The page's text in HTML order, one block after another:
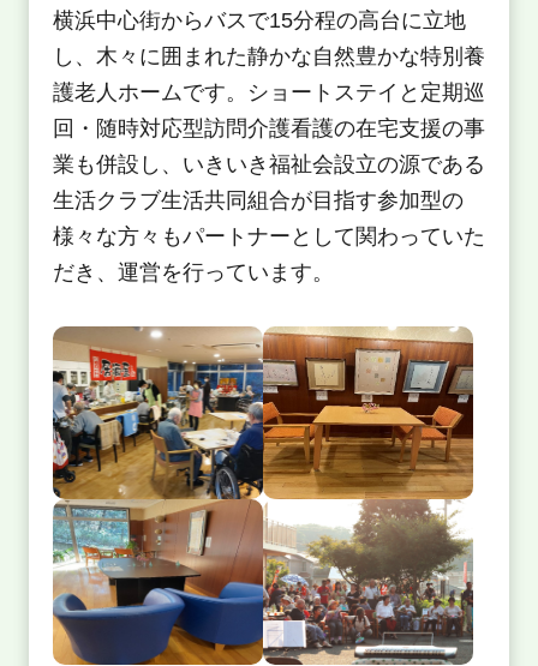
横浜中心街からバスで15分程の高台に立地
し、木々に囲まれた静かな自然豊かな特別養
護老人ホームです。ショートステイと定期巡
回・随時対応型訪問介護看護の在宅支援の事
業も併設し、いきいき福祉会設立の源である
生活クラブ生活共同組合が目指す参加型の
様々な方々もパートナーとして関わっていた
だき、運営を行っています。